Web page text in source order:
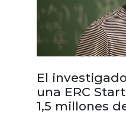
El
una ERC
1,5 millones